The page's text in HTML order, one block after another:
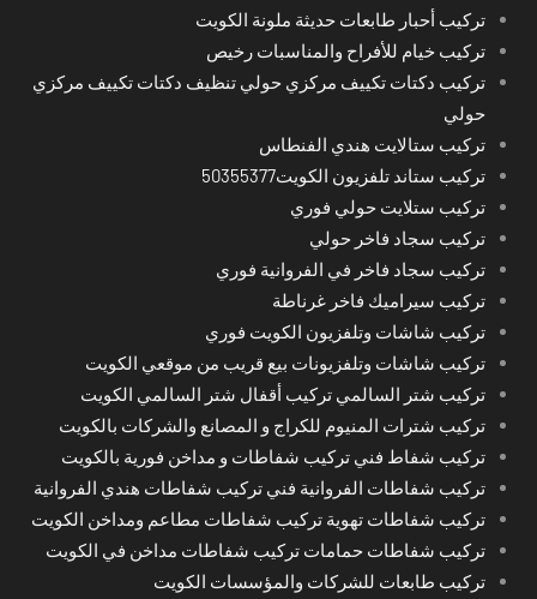
تركيب أحبار طابعات حديثة ملونة الكويت
تركيب خيام للأفراح والمناسبات رخيص
تركيب دكتات تكييف مركزي حولي تنظيف دكتات تكييف مركزي
حولي
تركيب ستالايت هندي الفنطاس
تركيب ستاند تلفزيون الكويت50355377
تركيب ستلايت حولي فوري
تركيب سجاد فاخر حولي
تركيب سجاد فاخر في الفروانية فوري
تركيب سيراميك فاخر غرناطة
تركيب شاشات وتلفزيون الكويت فوري
تركيب شاشات وتلفزيونات بيع قريب من موقعي الكويت
تركيب شتر السالمي تركيب أقفال شتر السالمي الكويت
تركيب شترات المنيوم للكراج و المصانع والشركات بالكويت
تركيب شفاط فني تركيب شفاطات و مداخن فورية بالكويت
تركيب شفاطات الفروانية فني تركيب شفاطات هندي الفروانية
تركيب شفاطات تهوية تركيب شفاطات مطاعم ومداخن الكويت
تركيب شفاطات حمامات تركيب شفاطات مداخن في الكويت
تركيب طابعات للشركات والمؤسسات الكويت